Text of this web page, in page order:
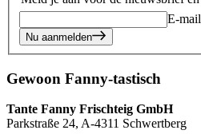
E-
Nu aanmelden
Gewoon Fanny-tastisch
Tante Fanny Frischteig GmbH
Parkstraße 24, A-4311 Schwertberg